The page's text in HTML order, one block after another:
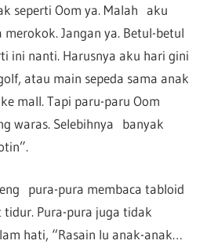
seperti Oom ya. Malah aku
Jangan ya. Betul-betul
ini nanti. Harusnya aku hari gini
atau main sepeda sama anak
mall. Tapi paru-paru Oom
waras. Selebihnya banyak
pura-pura membaca tabloid
Pura-pura juga tidak
hati, “Rasain lu anak-anak…